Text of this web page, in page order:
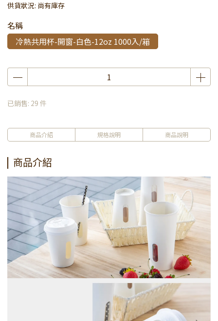
供貨狀況: 尚有庫存
名稱
冷熱共用杯-開窗-白色-12oz 1000入/箱
已銷售: 29 件
商品介紹 規格說明 商品說明
商品介紹